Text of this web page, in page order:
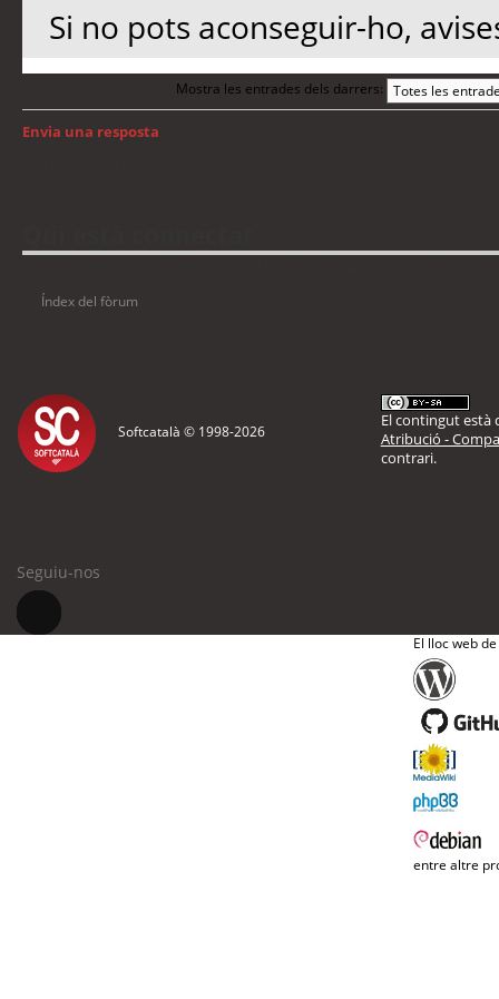
Si no pots aconseguir-ho,
Mostra les entrades dels darrers:
Envia una resposta
Índex del fòrum
Softcatalà © 1998-2026
El contingut està
Atribució -
contrari.
Seguiu-nos
El lloc web
entre altre